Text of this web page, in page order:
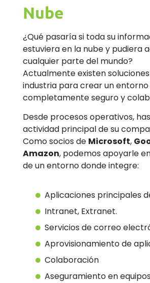
Nube
¿Qué pasaría si toda su
estuviera en la nube y pudiera
cualquier parte del mundo?
Actualmenteexisten
industria para crear un entorno
completamente seguro y
Desde procesos operativos,
actividad principal de su
Como socios de Microsoft,
Amazon, podemos apoyarle
de un entorno donde integre:
Aplicaciones principales
Intranet, Extranet.
Servicios de correo
Aprovisionamiento de
Colaboración
Aseguramiento en